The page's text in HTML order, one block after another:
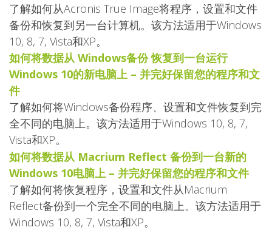
了解如何从Acronis True Image将程序，设置和文件
备份和恢复到另一台计算机。该方法适用于Windows
10, 8, 7, Vista和XP。
如何将数据从 Windows备份 恢复到一台运行
Windows 10的新电脑上 – 并完好保留您的程序和文
件
了解如何将Windows备份程序、设置和文件恢复到完
全不同的电脑上。该方法适用于Windows 10, 8, 7,
Vista和XP。
如何将数据从 Macrium Reflect 备份到一台新的
Windows 10电脑上 – 并完好保留您的程序和文件
了解如何将恢复程序，设置和文件从Macrium
Reflect备份到一个完全不同的电脑上。该方法适用于
Windows 10, 8, 7, Vista和XP。